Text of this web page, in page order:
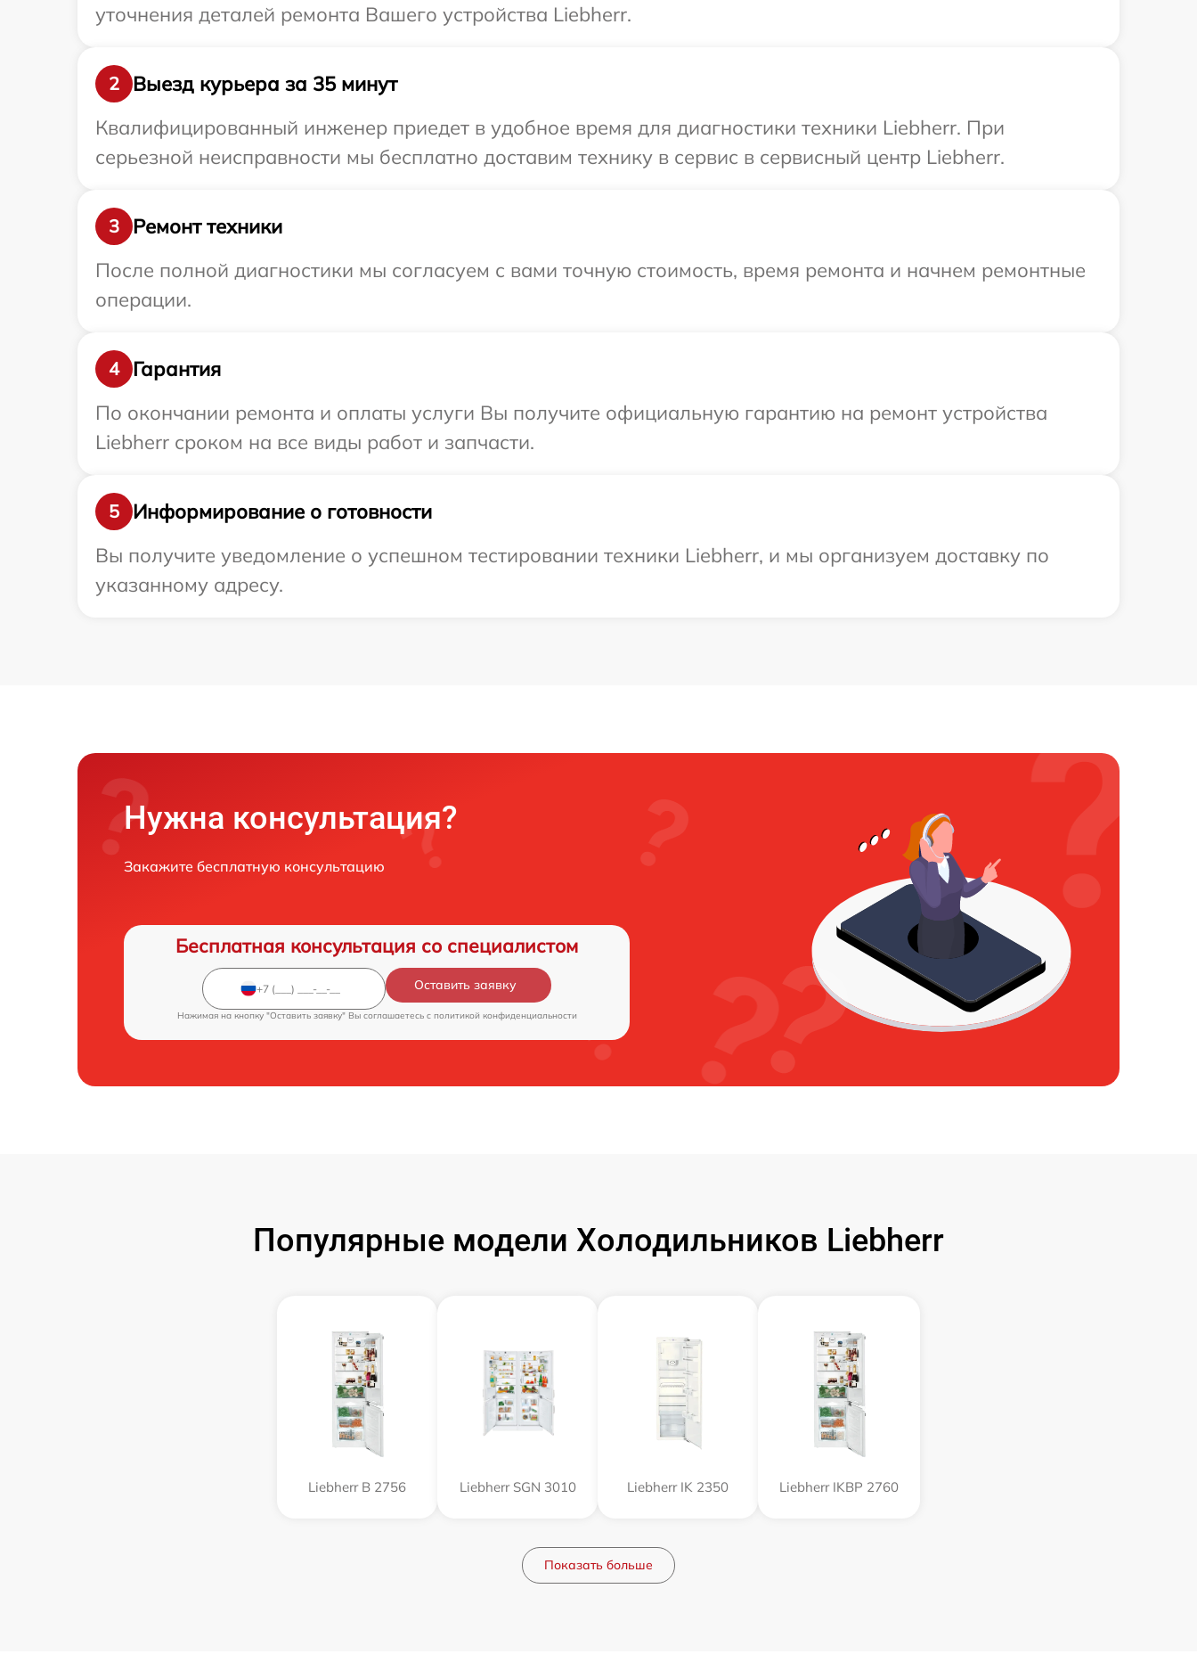
уточнения деталей ремонта Вашего устройства Liebherr.
2
Выезд курьера за 35 минут
Квалифицированный инженер приедет в удобное время для диагностики техники Liebherr. При
серьезной неисправности мы бесплатно доставим технику в сервис в сервисный центр Liebherr.
3
Ремонт техники
После полной диагностики мы согласуем с вами точную стоимость, время ремонта и начнем ремонтные
операции.
4
Гарантия
По окончании ремонта и оплаты услуги Вы получите официальную гарантию на ремонт устройства
Liebherr сроком на все виды работ и запчасти.
5
Информирование о готовности
Вы получите уведомление о успешном тестировании техники Liebherr, и мы организуем доставку по
указанному адресу.
Нужна консультация?
Закажите бесплатную консультацию
Бесплатная консультация со специалистом
Оставить заявку
Нажимая на кнопку "Оставить заявку" Вы соглашаетесь c политикой конфиденциальности
Популярные модели Холодильников Liebherr
Liebherr B 2756 Liebherr SGN 3010 Liebherr IK 2350 Liebherr IKBP 2760
Показать больше